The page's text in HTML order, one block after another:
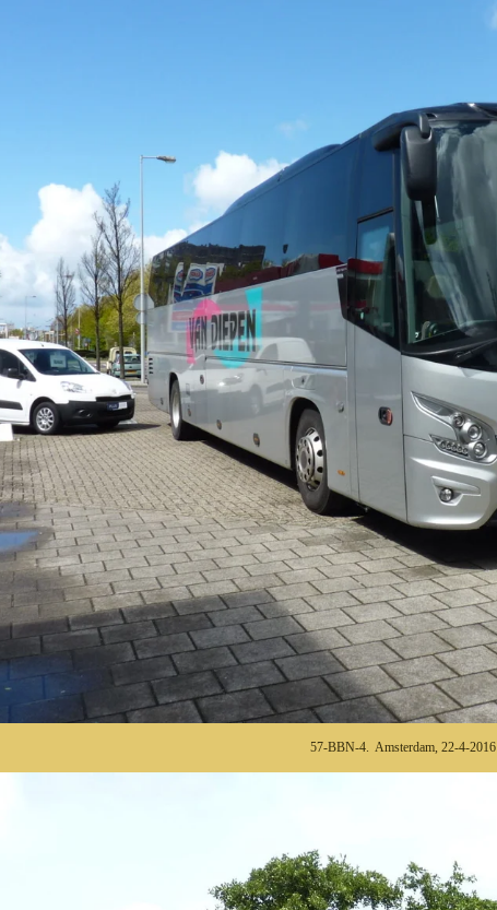
57-BBN-4. Amsterdam, 22-4-2016